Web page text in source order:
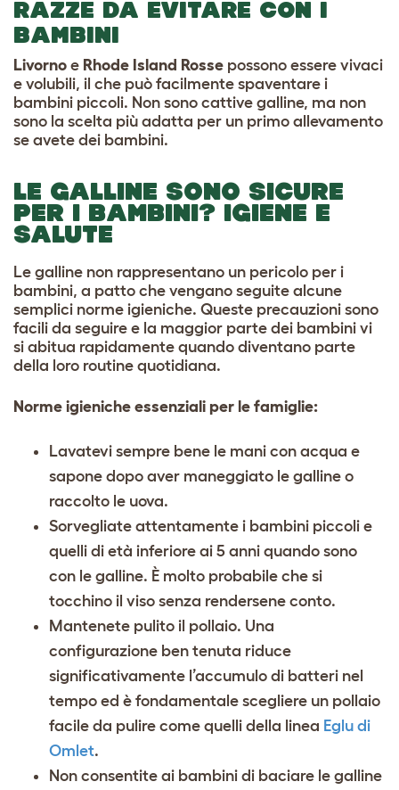
RAZZE DA EVITARE CON I
BAMBINI
Livorno e Rhode Island Rosse possono essere vivaci
e volubili, il che può facilmente spaventare i
bambini piccoli. Non sono cattive galline, ma non
sono la scelta più adatta per un primo allevamento
se avete dei bambini.
LE GALLINE SONO SICURE
PER I BAMBINI? IGIENE E
SALUTE
Le galline non rappresentano un pericolo per i
bambini, a patto che vengano seguite alcune
semplici norme igieniche. Queste precauzioni sono
facili da seguire e la maggior parte dei bambini vi
si abitua rapidamente quando diventano parte
della loro routine quotidiana.
Norme igieniche essenziali per le famiglie:
Lavatevi sempre bene le mani con acqua e
sapone dopo aver maneggiato le galline o
raccolto le uova.
Sorvegliate attentamente i bambini piccoli e
quelli di età inferiore ai 5 anni quando sono
con le galline. È molto probabile che si
tocchino il viso senza rendersene conto.
Mantenete pulito il pollaio. Una
configurazione ben tenuta riduce
significativamente l’accumulo di batteri nel
tempo ed è fondamentale scegliere un pollaio
facile da pulire come quelli della linea Eglu di
Omlet.
Non consentite ai bambini di baciare le galline